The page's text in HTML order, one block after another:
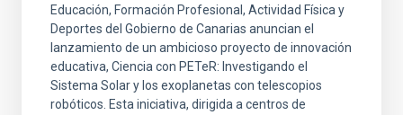
Educación, Formación Profesional, Actividad Física y
Deportes del Gobierno de Canarias anuncian el
lanzamiento de un ambicioso proyecto de innovación
educativa, Ciencia con PETeR: Investigando el
Sistema Solar y los exoplanetas con telescopios
robóticos. Esta iniciativa, dirigida a centros de